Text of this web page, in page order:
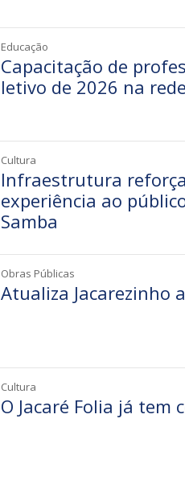
Educação
Capacitação de
letivo de 2026 na
Cultura
Infraestrutura
experiência ao
Samba
Obras Públicas
Atualiza Jacarezinho
Cultura
O Jacaré Folia já